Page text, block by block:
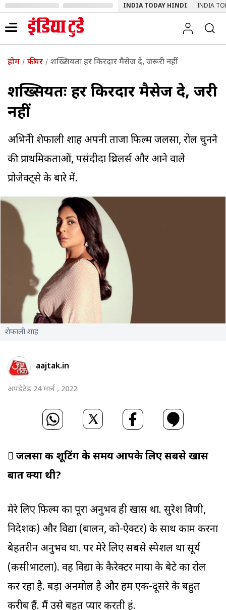
INDIA TODAY HINDI INDIA
होम फीचर शख्सियतः हर किरदार मैसेज दे, जरूरी नहीं
शख्सियतः हर किरदार मैसेज दे, जरूरी
नहीं
अभिनेत्री शेफाली शाह अपनी ताजा फिल्म जलसा, रोल चुनने
की प्राथमिकताओं, पसंदीदा थ्रिलर्स और आने वाले
प्रोजेक्ट्से के बारे में.
शेफाली शाह
aajtak.in
अपडेटेड 24 मार्च , 2022
 जलसा की शूटिंग के समय आपके लिए सबसे खास
बात क्या थी?
मेरे लिए फिल्म का पूरा अनुभव ही खास था. सुरेश त्रिवेणी,
निदेशक) और विद्या (बालन, को-ऐक्टर) के साथ काम करना
बेहतरीन अनुभव था. पर मेरे लिए सबसे स्पेशल था सूर्य
(कसीभाटला). वह विद्या के कैरेक्टर माया के बेटे का रोल
कर रहा है. बड़ा अनमोल है और हम एक-दूसरे के बहुत
करीब हैं. मैं उसे बहुत प्यार करती हूं.